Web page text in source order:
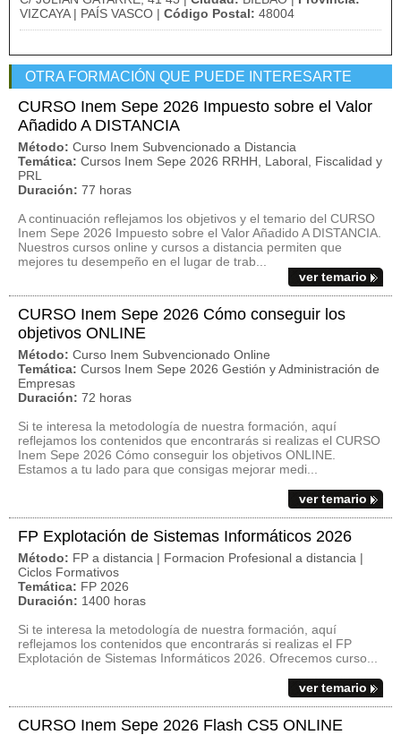
VIZCAYA | PAÍS VASCO | Código Postal: 48004
OTRA FORMACIÓN QUE PUEDE INTERESARTE
CURSO Inem Sepe 2026 Impuesto sobre el Valor
Añadido A DISTANCIA
Método: Curso Inem Subvencionado a Distancia
Temática: Cursos Inem Sepe 2026 RRHH, Laboral, Fiscalidad y
PRL
Duración: 77 horas
A continuación reflejamos los objetivos y el temario del CURSO
Inem Sepe 2026 Impuesto sobre el Valor Añadido A DISTANCIA.
Nuestros cursos online y cursos a distancia permiten que
mejores tu desempeño en el lugar de trab...
ver temario
CURSO Inem Sepe 2026 Cómo conseguir los
objetivos ONLINE
Método: Curso Inem Subvencionado Online
Temática: Cursos Inem Sepe 2026 Gestión y Administración de
Empresas
Duración: 72 horas
Si te interesa la metodología de nuestra formación, aquí
reflejamos los contenidos que encontrarás si realizas el CURSO
Inem Sepe 2026 Cómo conseguir los objetivos ONLINE.
Estamos a tu lado para que consigas mejorar medi...
ver temario
FP Explotación de Sistemas Informáticos 2026
Método: FP a distancia | Formacion Profesional a distancia |
Ciclos Formativos
Temática: FP 2026
Duración: 1400 horas
Si te interesa la metodología de nuestra formación, aquí
reflejamos los contenidos que encontrarás si realizas el FP
Explotación de Sistemas Informáticos 2026. Ofrecemos curso...
ver temario
CURSO Inem Sepe 2026 Flash CS5 ONLINE